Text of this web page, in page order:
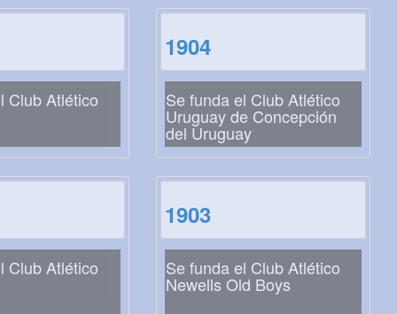
Club Atlético
1904
Se funda el Club Atlético
Uruguay de Concepción
del Uruguay
Club Atlético
1903
Se funda el Club Atlético
Newells Old Boys